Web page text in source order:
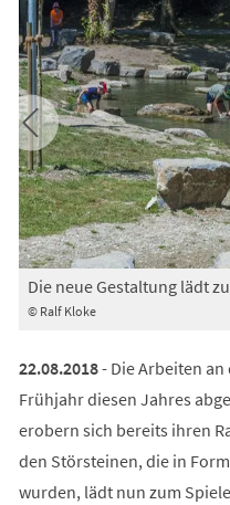
© Ralf Kloke
Die neue Gestaltung lädt
22.08.2018- Die Arbeiten an
Frühjahr diesen Jahres
erobern sich bereits ihren
den Störsteinen, die in
wurden, lädt nun zum